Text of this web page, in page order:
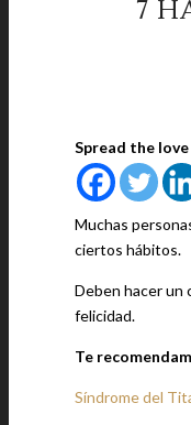
7
Spread the love
Muchas
ciertos hábitos.
Deben hacer un
felicidad.
Te
Síndrome del